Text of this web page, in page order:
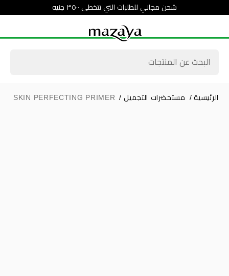
شحن مجاني للطلبات التي تتخطى ٣٥٠٠ جنيه
الرئيسية / مستحضرات التجميل /
SKIN PERFECTING PRIMER